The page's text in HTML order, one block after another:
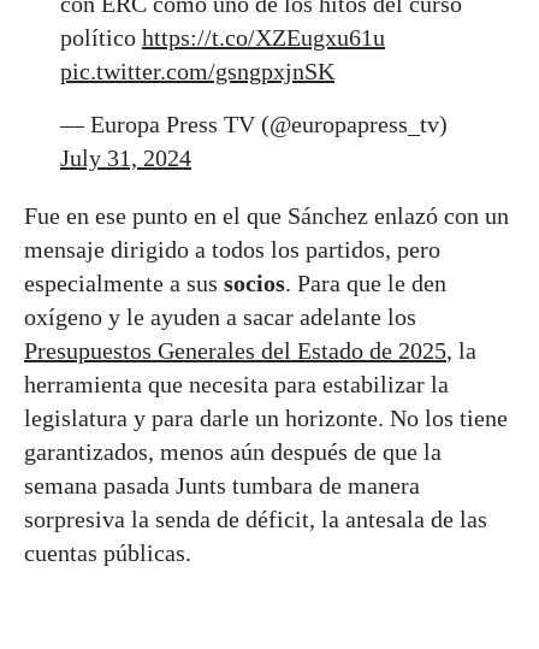
político https://t.co/XZEugxu61u
pic.twitter.com/gsngpxjnSK
— Europa Press TV (@europapress_tv)
July 31, 2024
Fue en ese punto en el que Sánchez enlazó con un
mensaje dirigido a todos los partidos, pero
especialmente a sus socios. Para que le den
oxígeno y le ayuden a sacar adelante los
Presupuestos Generales del Estado de 2025, la
herramienta que necesita para estabilizar la
legislatura y para darle un horizonte. No los tiene
garantizados, menos aún después de que la
semana pasada Junts tumbara de manera
sorpresiva la senda de déficit, la antesala de las
cuentas públicas.